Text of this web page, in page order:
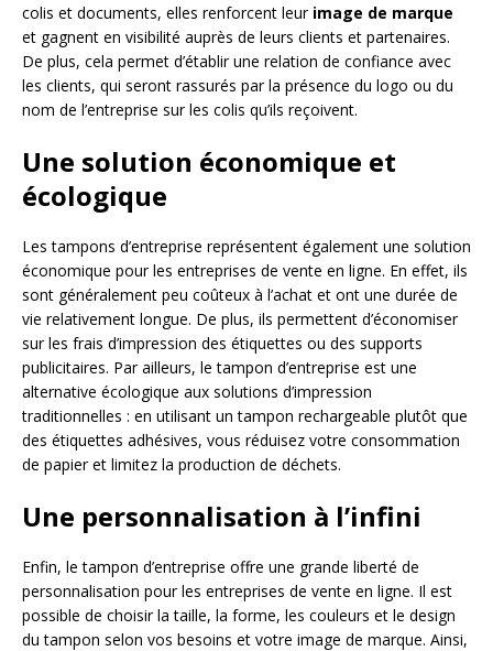
colis et documents, elles renforcent leur image de marque
et gagnent en visibilité auprès de leurs clients et partenaires.
De plus, cela permet d’établir une relation de confiance avec
les clients, qui seront rassurés par la présence du logo ou du
nom de l’entreprise sur les colis qu’ils reçoivent.
Une solution économique et
écologique
Les tampons d’entreprise représentent également une solution
économique pour les entreprises de vente en ligne. En effet, ils
sont généralement peu coûteux à l’achat et ont une durée de
vie relativement longue. De plus, ils permettent d’économiser
sur les frais d’impression des étiquettes ou des supports
publicitaires. Par ailleurs, le tampon d’entreprise est une
alternative écologique aux solutions d’impression
traditionnelles : en utilisant un tampon rechargeable plutôt que
des étiquettes adhésives, vous réduisez votre consommation
de papier et limitez la production de déchets.
Une personnalisation à l’infini
Enfin, le tampon d’entreprise offre une grande liberté de
personnalisation pour les entreprises de vente en ligne. Il est
possible de choisir la taille, la forme, les couleurs et le design
du tampon selon vos besoins et votre image de marque. Ainsi,